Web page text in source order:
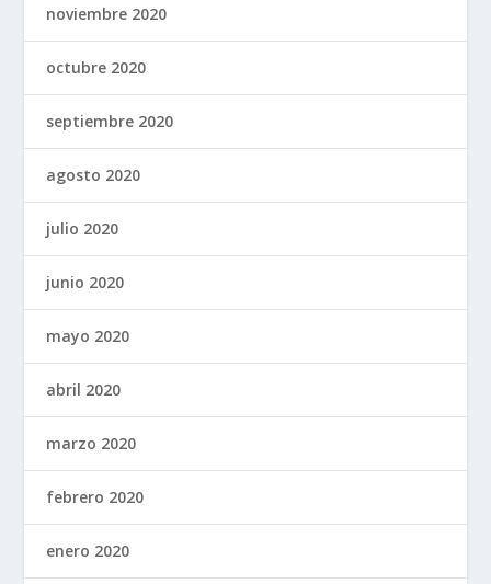
noviembre 2020
octubre 2020
septiembre 2020
agosto 2020
julio 2020
junio 2020
mayo 2020
abril 2020
marzo 2020
febrero 2020
enero 2020